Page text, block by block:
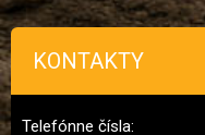
KONTAKTY
Telefónne čísla: